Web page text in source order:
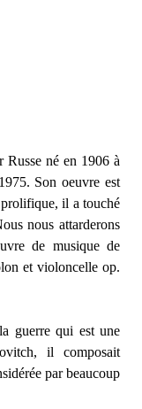
né en 1906 à
Son oeuvre est
prolifique, il a touché
nous attarderons
de musique de
et violoncelle op.
guerre qui est une
il composait
par beaucoup